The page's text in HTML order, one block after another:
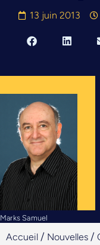
13 juin 2013
Marks Samuel
Accueil / Nouvelles /